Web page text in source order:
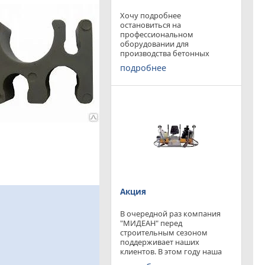
Хочу подробнее
остановиться на
профессиональном
оборудовании для
производства бетонных
работ, ибо к качеству
поверхности бетона в
широк. Это
подробнее
Акция
В очередной раз компания
"МИДЕАН" перед
строительным сезоном
поддерживает наших
клиентов. В этом году наша
компания предлагает